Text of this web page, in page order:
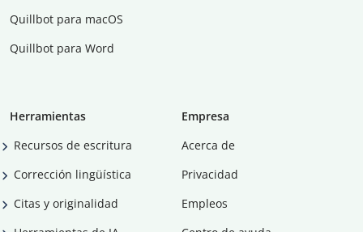
Quillbot para macOS
Quillbot para Word
Herramientas
Recursos de escritura
Corrección lingüística
Citas y originalidad
Empresa
Acerca de
Privacidad
Empleos